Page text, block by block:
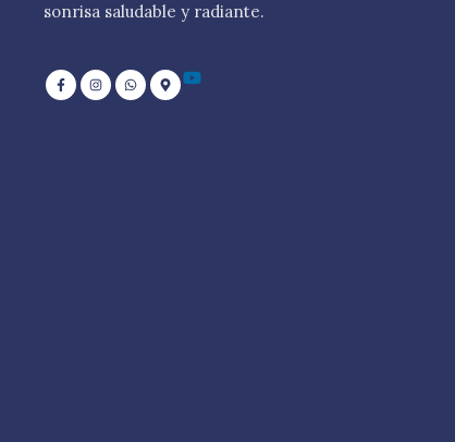
sonrisa saludable y radiante.